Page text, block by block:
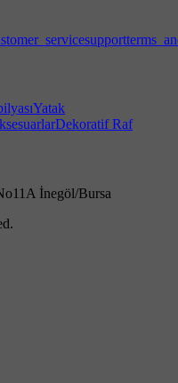
support
Yatak
Dekoratif Raf
İnegöl/Bursa